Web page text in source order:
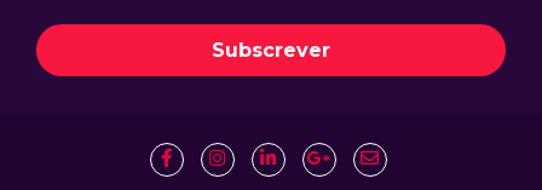
Subscrever